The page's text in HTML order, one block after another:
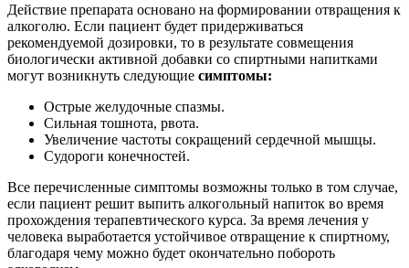
Действие препарата основано на формировании отвращения к
алкоголю. Если пациент будет придерживаться
рекомендуемой дозировки, то в результате совмещения
биологически активной добавки со спиртными напитками
могут возникнуть следующие симптомы:
Острые желудочные спазмы.
Сильная тошнота, рвота.
Увеличение частоты сокращений сердечной мышцы.
Судороги конечностей.
Все перечисленные симптомы возможны только в том случае,
если пациент решит выпить алкогольный напиток во время
прохождения терапевтического курса. За время лечения у
человека выработается устойчивое отвращение к спиртному,
благодаря чему можно будет окончательно побороть